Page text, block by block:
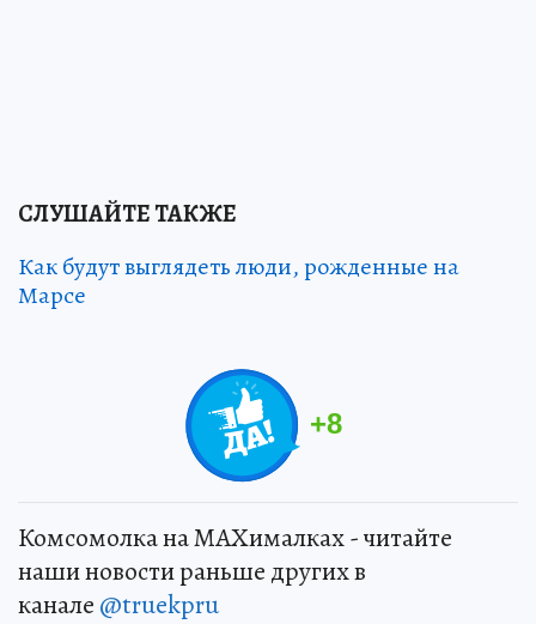
СЛУШАЙТЕ ТАКЖЕ
Как будут выглядеть люди, рожденные на
Марсе
+8
Комсомолка на MAXималках - читайте
наши новости раньше других в
канале @truekpru